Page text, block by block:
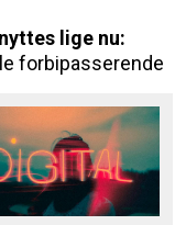
lige nu:
forbipasserende